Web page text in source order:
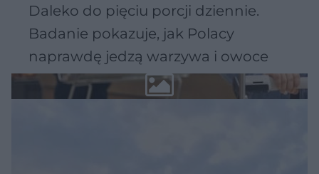
Daleko do pięciu porcji dziennie.
Badanie pokazuje, jak Polacy
naprawdę jedzą warzywa i owoce